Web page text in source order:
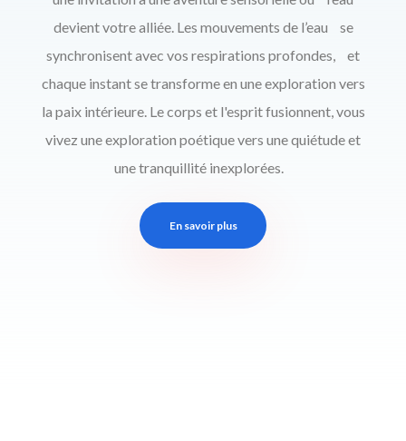
devient votre alliée. Les mouvements de l’eau se
synchronisent avec vos respirations profondes, et
chaque instant se transforme en une exploration vers
la paix intérieure. Le corps et l'esprit fusionnent, vous
vivez une exploration poétique vers une quiétude et
une tranquillité inexplorées.
En savoir plus